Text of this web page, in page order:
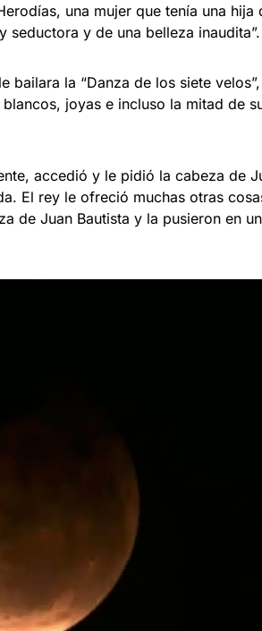
una mujer que tenía una hija
seductora y de una belleza inaudita”.
bailara la “Danza de los siete
joyas e incluso la mitad de
accedió y le pidió la cabeza de
El rey le ofreció muchas otras
de Juan Bautista y la pusieron en